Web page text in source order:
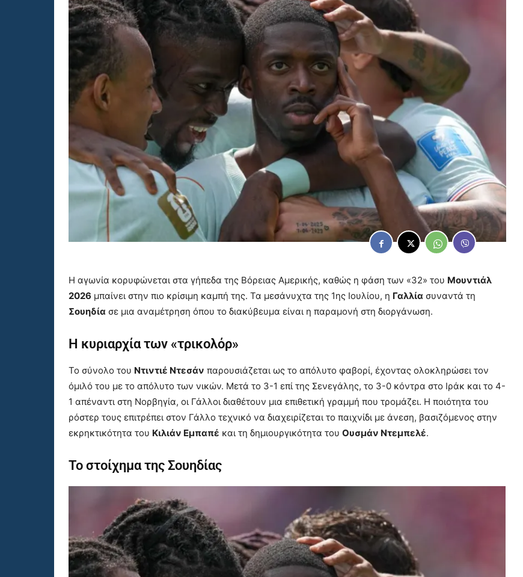
Η αγωνία κορυφώνεται στα γήπεδα της Βόρειας Αμερικής, καθώς η φάση των «32» του Μουντιάλ
2026 μπαίνει στην πιο κρίσιμη καμπή της. Τα μεσάνυχτα της 1ης Ιουλίου, η Γαλλία συναντά τη
Σουηδία σε μια αναμέτρηση όπου το διακύβευμα είναι η παραμονή στη διοργάνωση.
Η κυριαρχία των «τρικολόρ»
Το σύνολο του Ντιντιέ Ντεσάν παρουσιάζεται ως το απόλυτο φαβορί, έχοντας ολοκληρώσει τον
όμιλό του με το απόλυτο των νικών. Μετά το 3-1 επί της Σενεγάλης, το 3-0 κόντρα στο Ιράκ και το 4-
1 απέναντι στη Νορβηγία, οι Γάλλοι διαθέτουν μια επιθετική γραμμή που τρομάζει. Η ποιότητα του
ρόστερ τους επιτρέπει στον Γάλλο τεχνικό να διαχειρίζεται το παιχνίδι με άνεση, βασιζόμενος στην
εκρηκτικότητα του Κιλιάν Εμπαπέ και τη δημιουργικότητα του Ουσμάν Ντεμπελέ.
Το στοίχημα της Σουηδίας